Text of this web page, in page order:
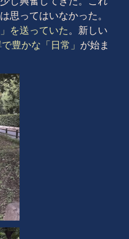
思ってはいなかった。
を送っていた 。新しい
豊かな「日常」 が始ま